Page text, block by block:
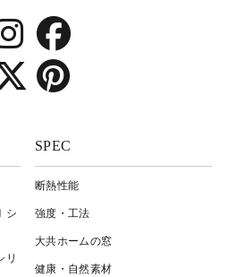
シ
リ
SPEC
断熱性能
強度・工法
大共ホームの窓
健康・自然素材